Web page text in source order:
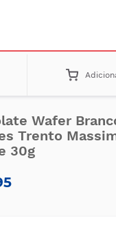
Wafer
Trento
30g